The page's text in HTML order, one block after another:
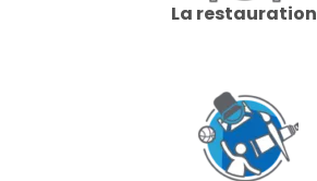
La restauration